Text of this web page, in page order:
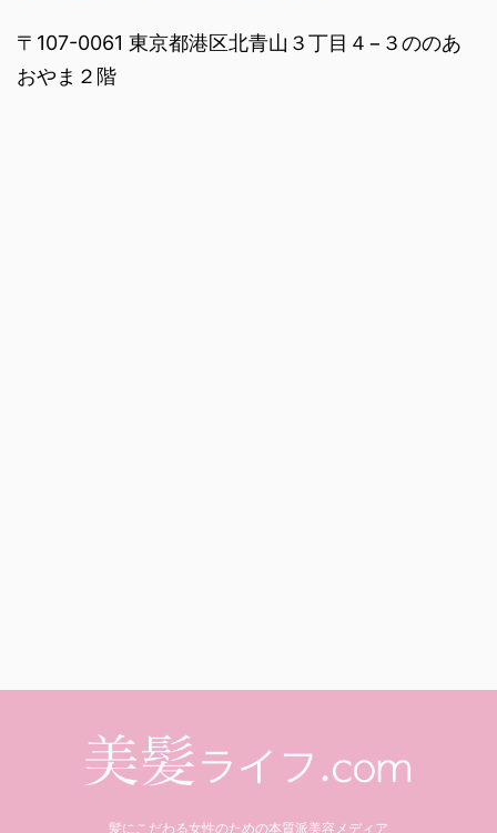
〒107-0061 東京都港区北青山３丁目４−３ののあ
おやま２階
髪にこだわる女性のための本質派美容メディア